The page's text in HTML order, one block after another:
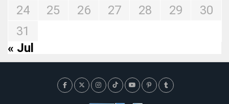
24
25 26 27 28 29
30
31
« Jul